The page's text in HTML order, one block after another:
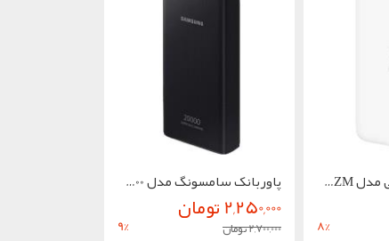
پاوربانک سامسونگ مدل EB-P5300 ظرفیت 20000...
2,250,000 تومان
2,700,000 تومان 9%
پاوربانک شیائومی مدل Redmi PB200LZM ظرفیت...
8%